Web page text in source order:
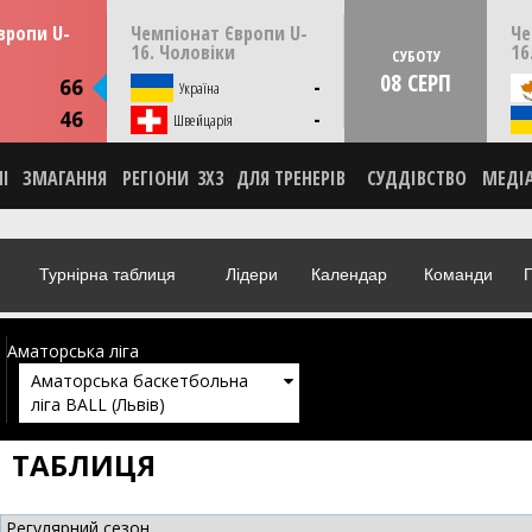
U-
66
46
13:30 Чемпіонат Європи U-
16. Чоловіки
Україна -
Швейцарія -
ПʼЯТНИЦЮ 07 серпня 14:30
Скоп'є, Пів. Македонія СУБОТУ
08 СЕРП
ЗМАГАННЯ РЕГІОНИ 3X3 ДЛЯ ТРЕНЕРІВ СУДДІВСТВО
Турнірна таблиця Лідери Календар Команди
Аматорська ліга
Аматорська баскетбольна
ліга BALL (Львів)
ТАБЛИЦЯ